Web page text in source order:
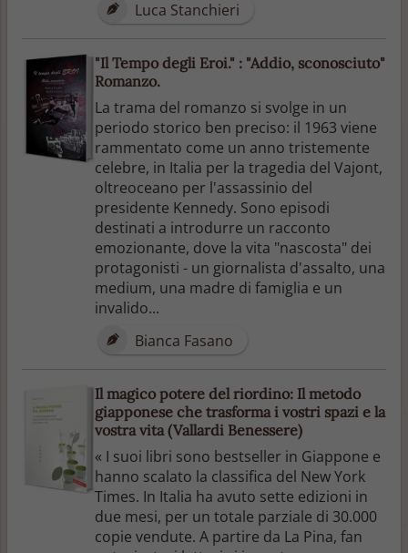
Luca Stanchieri
"Il Tempo degli Eroi." : "Addio, sconosciuto"
Romanzo.
La trama del romanzo si svolge in un
periodo storico ben preciso: il 1963 viene
rammentato come un anno tristemente
celebre, in Italia per la tragedia del Vajont,
oltreoceano per l'assassinio del
presidente Kennedy. Sono episodi
destinati a introdurre un racconto
emozionante, dove la vita "nascosta" dei
protagonisti - un giornalista d'assalto, una
medium, una madre di famiglia e un
invalido...
Bianca Fasano
Il magico potere del riordino: Il metodo
giapponese che trasforma i vostri spazi e la
vostra vita (Vallardi Benessere)
« I suoi libri sono bestseller in Giappone e
hanno scalato la classifica del New York
Times. In Italia ha avuto sette edizioni in
due mesi, per un totale parziale di 30.000
copie vendute. A partire da La Pina, fan